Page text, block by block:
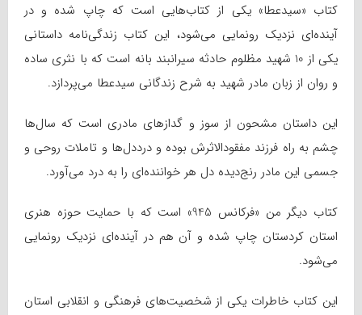
کتاب «سیدعطا» یکی از کتاب‌هایی است که چاپ شده و در
آینده‌ای نزدیک رونمایی می‌شود، این کتاب زندگی‌نامه داستانی
یکی از 10 شهید مظلوم حادثه سیرانبند بانه است که با نثری ساده
و روان از زبان مادر شهید به شرح زندگانی سیدعطا می‌پردازد.
این داستان مشحون از سوز و گدازهای مادری است که سال‌ها
چشم به راه فرزند مفقودالاثرش بوده و درد‌دل‌ها و تاملات روحی و
جسمی این مادر رنج‌دیده دل هر خواننده‌ای را به درد می‌آورد.
کتاب دیگر من «فرکانس 945» است که با حمایت حوزه هنری
استان کردستان چاپ شده و آن هم در آینده‌ای نزدیک رونمایی
می‌شود.
این کتاب خاطرات یکی از شخصیت‌های فرهنگی و انقلابی استان